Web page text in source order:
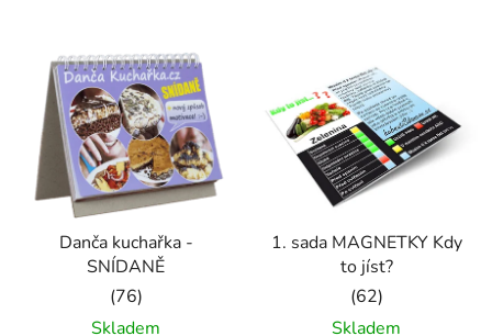
Danča kuchařka -
SNÍDANĚ
Průměrné
Skladem
1. sada MAGNETKY Kdy
to jíst?
Průměrné
Skladem